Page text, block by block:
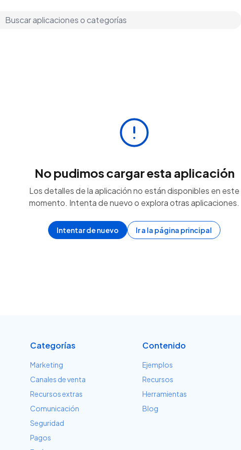
No pudimos cargar esta aplicación
Los detalles de la aplicación no están disponibles en este
momento. Intenta de nuevo o explora otras aplicaciones.
Intentar de nuevo Ir a la página principal
Categorías
Marketing
Canales de venta
Recursos extras
Comunicación
Seguridad
Pagos
Contenido
Ejemplos
Recursos
Herramientas
Blog